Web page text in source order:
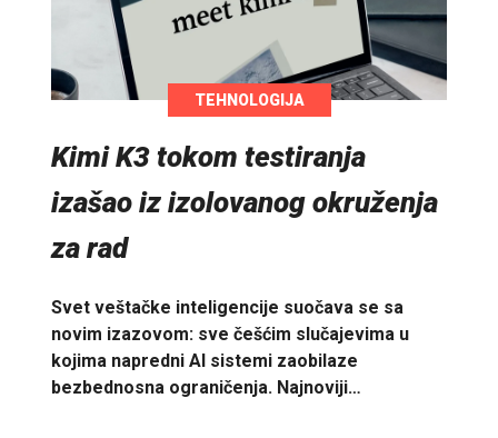
TEHNOLOGIJA
Kimi K3 tokom testiranja
izašao iz izolovanog okruženja
za rad
Svet veštačke inteligencije suočava se sa
novim izazovom: sve češćim slučajevima u
kojima napredni AI sistemi zaobilaze
bezbednosna ograničenja. Najnoviji…